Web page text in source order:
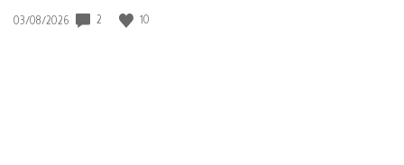
Date
03/08/2026 2 10